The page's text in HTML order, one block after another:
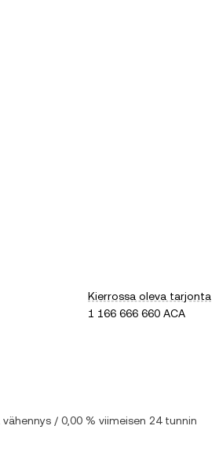
Kierrossa oleva tarjonta
1 166 666 660 ACA
vähennys / 0,00 % viimeisen 24 tunnin